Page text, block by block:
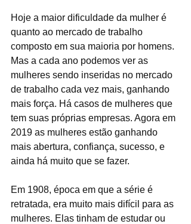
Hoje a maior dificuldade da mulher é
quanto ao mercado de trabalho
composto em sua maioria por homens.
Mas a cada ano podemos ver as
mulheres sendo inseridas no mercado
de trabalho cada vez mais, ganhando
mais força. Há casos de mulheres que
tem suas próprias empresas. Agora em
2019 as mulheres estão ganhando
mais abertura, confiança, sucesso, e
ainda há muito que se fazer.
Em 1908, época em que a série é
retratada, era muito mais difícil para as
mulheres. Elas tinham de estudar ou